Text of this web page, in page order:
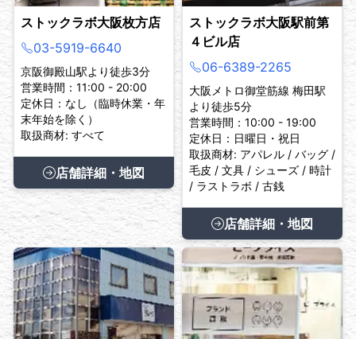
ストックラボ大阪枚方店
03-5919-6640
京阪御殿山駅より徒歩3分
営業時間：11:00 - 20:00
定休日：なし（臨時休業・年
末年始を除く）
取扱商材: すべて
店舗詳細・地図
ストックラボ大阪駅前第
４ビル店
06-6389-2265
大阪メトロ御堂筋線 梅田駅
より徒歩5分
営業時間：10:00 - 19:00
定休日：日曜日・祝日
取扱商材: アパレル / バッグ /
毛皮 / 文具 / シューズ / 時計
/ ラストラボ / 古銭
店舗詳細・地図